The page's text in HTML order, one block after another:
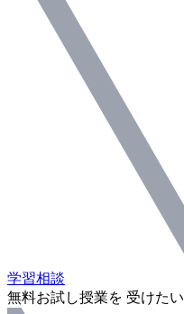
学習相談
無料お試し授業を 受けたい